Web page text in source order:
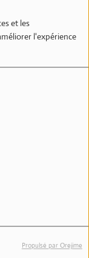
et les
l'expérience
Propulsé par Orejime